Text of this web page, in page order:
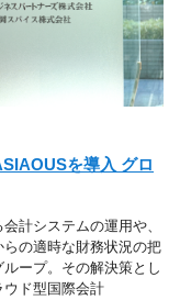
を導入 グロ
計システムの運用や、
の適時な財務状況の把
ープ。その解決策とし
ド型国際会計